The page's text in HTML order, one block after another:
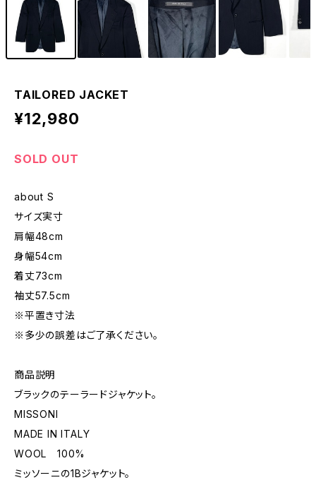
TAILORED JACKET
¥12,980
SOLD OUT
about S
サイズ実寸
肩幅48cm
身幅54cm
着丈73cm
袖丈57.5cm
※平置き寸法
※多少の誤差はご了承ください。
商品説明
ブラックのテーラードジャケット。
MISSONI
MADE IN ITALY
WOOL 100%
ミッソーニの1Bジャケット。